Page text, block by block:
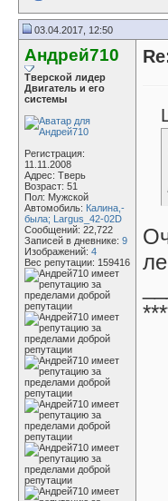
03.04.2017, 12:50
Андрей710
Тверской лидер
Двигатель и его
системы
Регистрация:
11.11.2008
Адрес: Tверь
Возраст: 51
Пол: Мужской
Автомобиль: Калина,-
была; Largus_42-02D
Сообщений: 22,722
Записей в дневнике: 9
Изображений: 4
Вес репутации: 159416